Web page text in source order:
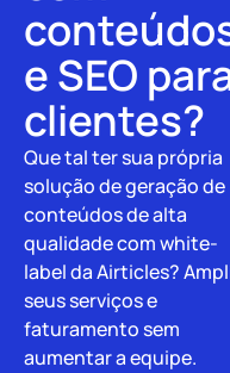
e SEO
clientes?
Que tal ter sua própria
solução de geração de
conteúdos de alta
qualidade com white-
label da Airticles?
seus serviços e
faturamento sem
aumentar a equipe.